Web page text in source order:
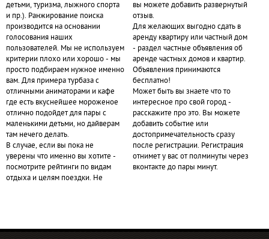
детьми, туризма, лыжного спорта
и пр.). Ранжирование поиска
производится на основании
голосования наших
пользователей. Мы не используем
критерии плохо или хорошо - мы
просто подбираем нужное именно
вам. Для примера турбаза с
отличными аниматорами и кафе
где есть вкуснейшее мороженое
отлично подойдет для пары с
маленькими детьми, но дайверам
там нечего делать.
В случае, если вы пока не
уверены что именно вы хотите -
посмотрите рейтинги по видам
отдыха и целям поездки. Не
вы можете добавить развернутый
отзыв.
Для желающих выгодно сдать в
аренду квартиру или частный дом
- раздел частные объявления об
аренде частных домов и квартир.
Объявления принимаются
бесплатно!
Может быть вы знаете что то
интересное про свой город -
расскажите про это. Вы можете
добавить событие или
достопримечательность сразу
после регистрации. Регистрация
отнимет у вас от полминуты через
вконтакте до пары минут.